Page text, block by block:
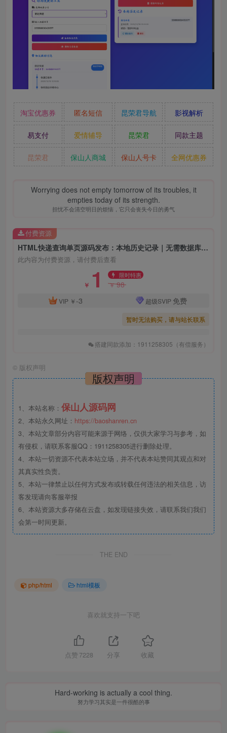
淘宝优惠券 匿名短信 昆荣君导航 影视解析
易支付 爱情辅导 昆荣君 同款主题
昆荣君 保山人商城 保山人号卡 全网优惠券
Worrying does not empty tomorrow of its troubles, it
empties today of its strength.
担忧不会清空明日的烦恼，它只会丧失今日的勇气
HTML快递查询单页源码发布：本地历史记录｜无需数据库｜上传即用
此内容为付费资源，请付费后查看
￥ 1 限时特惠
￥98
VIP ￥-3 超级SVIP 免费
暂时无法购买，请与站长联系
搭建同款添加：1911258305（有偿服务）
付费资源
© 版权声明
版权声明
1、本站名称： 保山人源码网
2、本站永久网址： https://baoshanren.cn
3、本站文章部分内容可能来源于网络，仅供大家学习与参考，如
有侵权，请联系客服QQ：1911258305进行删除处理。
4、本站一切资源不代表本站立场，并不代表本站赞同其观点和对
其真实性负责。
5、本站一律禁止以任何方式发布或转载任何违法的相关信息，访
客发现请向客服举报
6、本站资源大多存储在云盘，如发现链接失效，请联系我们我们
会第一时间更新。
THE END
php/html html模板
喜欢就支持一下吧
点赞 7228 分享 收藏
Hard-working is actually a cool thing.
努力学习其实是一件很酷的事